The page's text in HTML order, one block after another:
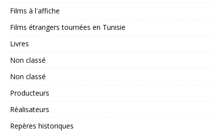
Films à l'affiche
Films étrangers tournées en Tunisie
Livres
Non classé
Non classé
Producteurs
Réalisateurs
Repères historiques